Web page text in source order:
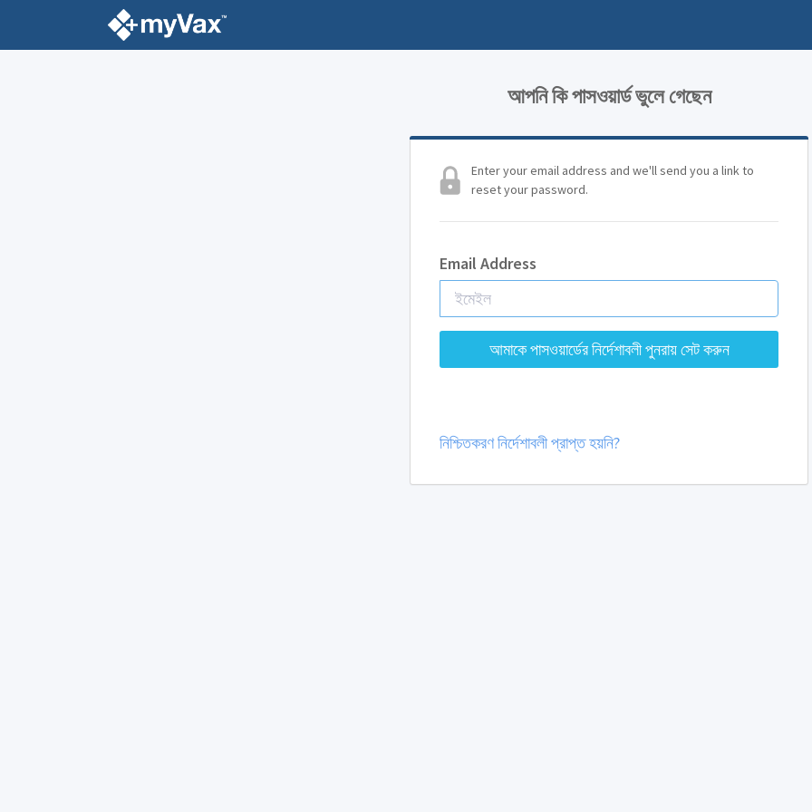
আপনি কি পাসওয়ার্ড ভুলে গেছেন
Enter your email address and we'll send you a link to
reset your password.
Email Address
নিশ্চিতকরণ নির্দেশাবলী প্রাপ্ত হয়নি?